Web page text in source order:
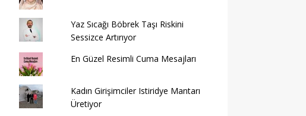
Yaz Sıcağı Böbrek Taşı Riskini
Sessizce Artırıyor
En Güzel Resimli Cuma Mesajları
Kadın Girişimciler Istiridye Mantarı
Üretiyor